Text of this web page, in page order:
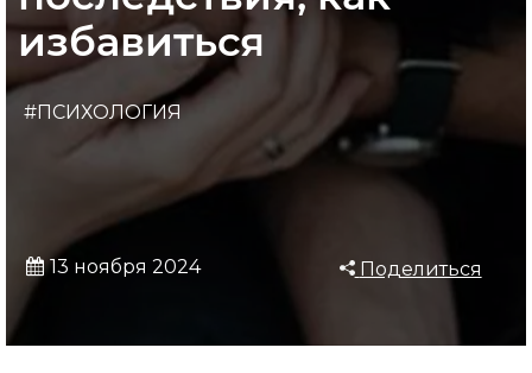
избавиться
#ПСИХОЛОГИЯ
13 ноября 2024 Поделиться